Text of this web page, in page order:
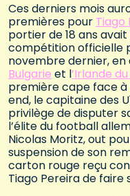
Ces derniers mois
premières pour Tiago
portier de 18 ans
compétition officielle
novembre dernier,
Bulgarie et l’Irlande
première cape face à
end, le capitaine des
privilège de disputer
l’élite du football
Nicolas Moritz, out
suspension de son
carton rouge reçu
Tiago Pereira de faire